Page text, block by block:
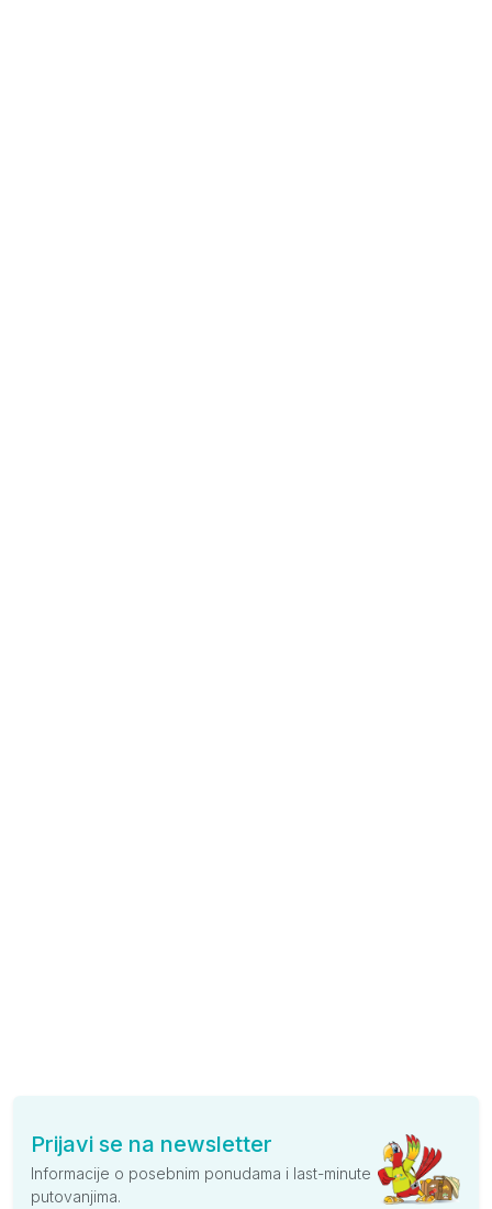
Prijavi se na newsletter
Informacije o posebnim ponudama i last-minute
putovanjima.